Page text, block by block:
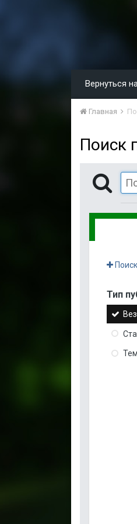
Вернуться
Главная
Поиск
Тип